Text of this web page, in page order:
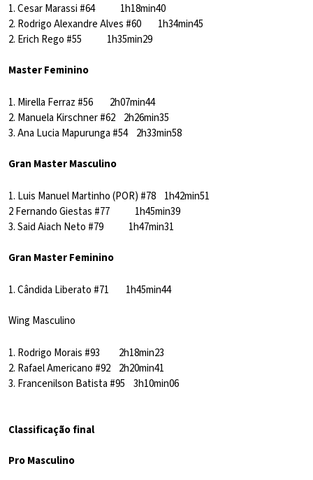
1. Cesar Marassi #64 1h18min40
2. Rodrigo Alexandre Alves #60 1h34min45
2. Erich Rego #55 1h35min29
Master Feminino
1. Mirella Ferraz #56 2h07min44
2. Manuela Kirschner #62 2h26min35
3. Ana Lucia Mapurunga #54 2h33min58
Gran Master Masculino
1. Luis Manuel Martinho (POR) #78 1h42min51
2 Fernando Giestas #77 1h45min39
3. Said Aiach Neto #79 1h47min31
Gran Master Feminino
1. Cândida Liberato #71 1h45min44
Wing Masculino
1. Rodrigo Morais #93 2h18min23
2. Rafael Americano #92 2h20min41
3. Francenilson Batista #95 3h10min06
Classificação final
Pro Masculino